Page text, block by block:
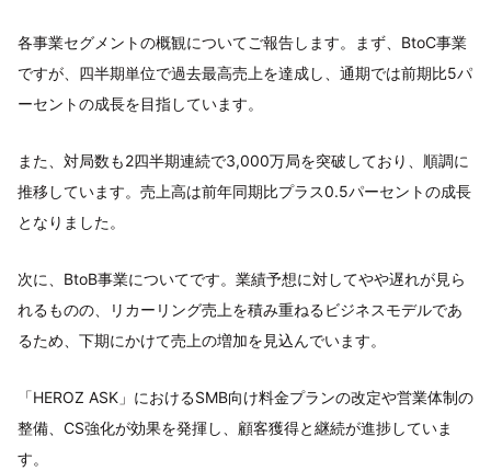
各事業セグメントの概観についてご報告します。まず、BtoC事業
ですが、四半期単位で過去最高売上を達成し、通期では前期比5パ
ーセントの成長を目指しています。
また、対局数も2四半期連続で3,000万局を突破しており、順調に
推移しています。売上高は前年同期比プラス0.5パーセントの成長
となりました。
次に、BtoB事業についてです。業績予想に対してやや遅れが見ら
れるものの、リカーリング売上を積み重ねるビジネスモデルであ
るため、下期にかけて売上の増加を見込んでいます。
「HEROZ ASK」におけるSMB向け料金プランの改定や営業体制の
整備、CS強化が効果を発揮し、顧客獲得と継続が進捗していま
す。